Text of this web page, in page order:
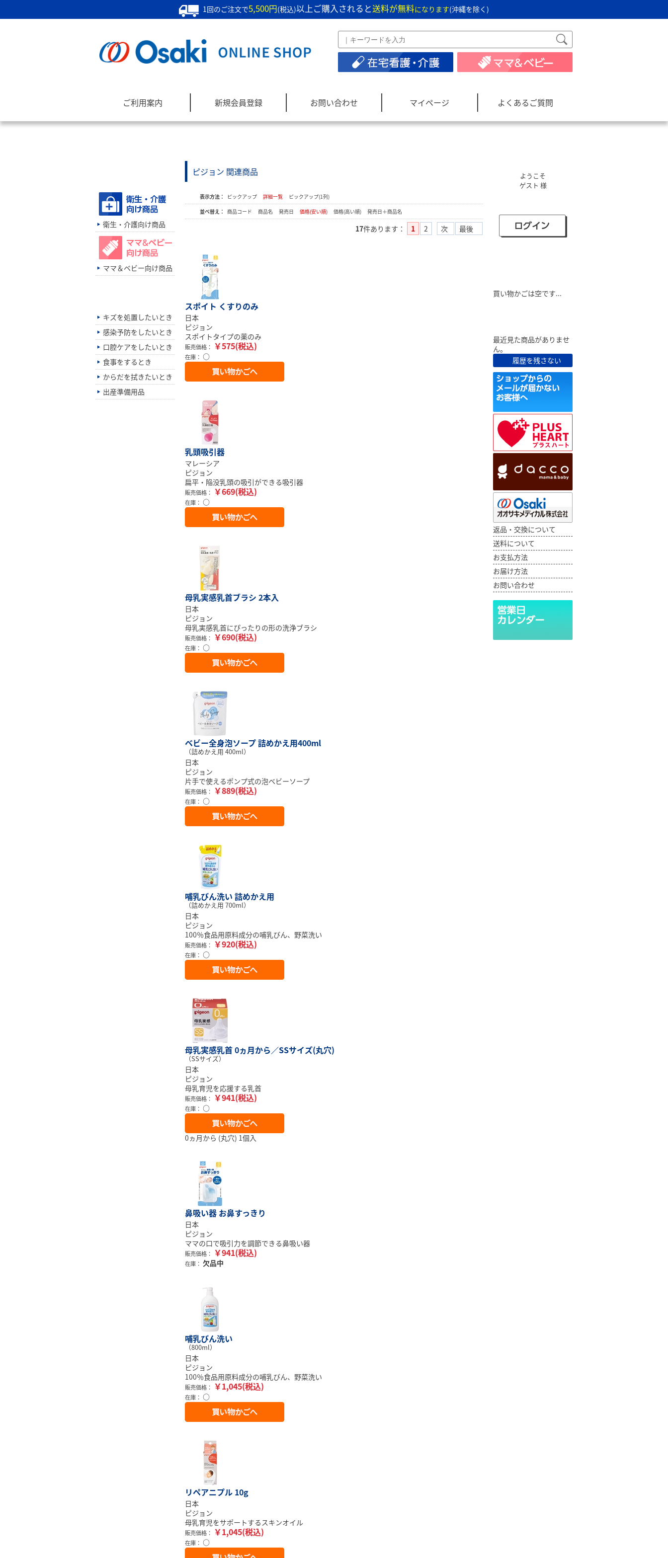
1回のご注文で5,500円(税込)以上ご購入されると送料が無料になります(沖縄を除く)
ご利用案内 新規会員登録 お問い合わせ マイページ よくあるご質問
ピジョン 関連商品
表示方法： ピックアップ 詳細一覧
ピックアップ(1列)
並べ替え： 商品コード 商品名 発売日 価格(安い順) 価格(高い順) 発売日＋商品名
17件あります ： 1 2 次 最後
スポイト くすりのみ
日本
ピジョン
スポイトタイプの薬のみ
販売価格： ￥575(税込)
在庫： ○
乳頭吸引器
マレーシア
ピジョン
扁平・陥没乳頭の吸引ができる吸引器
販売価格： ￥669(税込)
在庫： ○
母乳実感乳首ブラシ 2本入
日本
ピジョン
母乳実感乳首にぴったりの形の洗浄ブラシ
販売価格： ￥690(税込)
在庫： ○
ベビー全身泡ソープ 詰めかえ用400ml
（詰めかえ用 400ml）
日本
ピジョン
片手で使えるポンプ式の泡ベビーソープ
販売価格： ￥889(税込)
在庫： ○
哺乳びん洗い 詰めかえ用
（詰めかえ用 700ml）
日本
ピジョン
100％食品用原料成分の哺乳びん、野菜洗い
販売価格： ￥920(税込)
在庫： ○
母乳実感乳首 0ヵ月から／SSサイズ(丸穴)
（SSサイズ）
日本
ピジョン
母乳育児を応援する乳首
販売価格： ￥941(税込)
在庫： ○
0ヵ月から (丸穴) 1個入
鼻吸い器 お鼻すっきり
日本
ピジョン
ママの口で吸引力を調節できる鼻吸い器
販売価格： ￥941(税込)
在庫： 欠品中
哺乳びん洗い
（800ml）
日本
ピジョン
100％食品用原料成分の哺乳びん、野菜洗い
販売価格： ￥1,045(税込)
在庫： ○
リペアニプル 10g
日本
ピジョン
母乳育児をサポートするスキンオイル
販売価格： ￥1,045(税込)
在庫： ○
衛生・介護向け商品
ママ＆ベビー向け商品
キズを処置したいとき
感染予防をしたいとき
口腔ケアをしたいとき
食事をするとき
からだを拭きたいとき
出産準備用品
ようこそ
ゲスト 様
買い物かごは空です...
最近見た商品がありませ
ん。
履歴を残さない
返品・交換について
送料について
お支払方法
お届け方法
お問い合わせ